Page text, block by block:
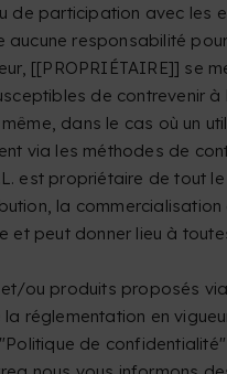
de participation avec les
aucune responsabilité
[[PROPRIÉTAIRE]]
de contrevenir
dans le cas où un
via les méthodes de
est propriétaire de tout
la
et peut donner lieu à
ou produits proposés
réglementation en
de